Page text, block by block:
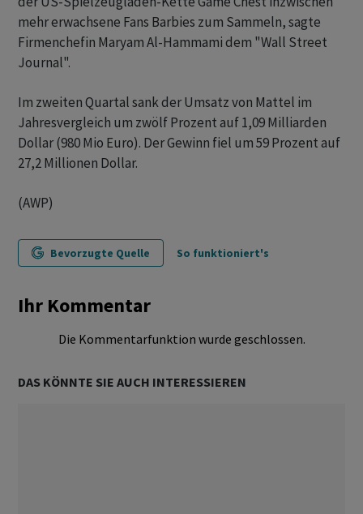
mehr erwachsene Fans Barbies zum Sammeln, sagte
Firmenchefin Maryam Al-Hammami dem "Wall Street
Journal".
Im zweiten Quartal sank der Umsatz von Mattel im
Jahresvergleich um zwölf Prozent auf 1,09 Milliarden
Dollar (980 Mio Euro). Der Gewinn fiel um 59 Prozent auf
27,2 Millionen Dollar.
(AWP)
Bevorzugte Quelle So funktioniert's
Ihr Kommentar
Die Kommentarfunktion wurde geschlossen.
DAS KÖNNTE SIE AUCH INTERESSIEREN